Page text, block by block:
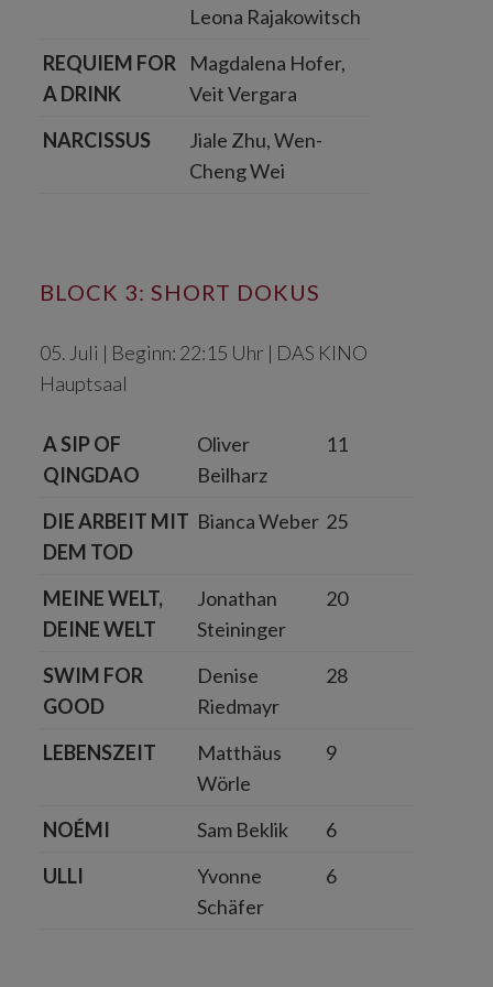
Leona Rajakowitsch
REQUIEM FOR
A DRINK
Magdalena Hofer,
Veit Vergara
NARCISSUS
Jiale Zhu, Wen-
Cheng Wei
BLOCK 3: SHORT DOKUS
05. Juli | Beginn: 22:15 Uhr | DAS KINO
Hauptsaal
A SIP OF
QINGDAO
Oliver
Beilharz
11
DIE ARBEIT MIT
DEM TOD
Bianca Weber 25
MEINE WELT,
DEINE WELT
Jonathan
Steininger
20
SWIM FOR
GOOD
Denise
Riedmayr
28
LEBENSZEIT
Matthäus
Wörle
9
NOÉMI Sam Beklik
6
ULLI
Yvonne
Schäfer
6